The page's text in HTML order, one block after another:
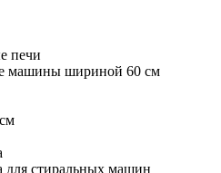
печи
машины шириной 60 см
стиральных машин